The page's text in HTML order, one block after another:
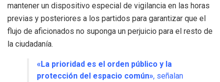
mantener un dispositivo especial de vigilancia en las horas
previas y posteriores a los partidos para garantizar que el
flujo de aficionados no suponga un perjuicio para el resto de
la ciudadanía.
«La prioridad es el orden público y la
protección del espacio común», señalan